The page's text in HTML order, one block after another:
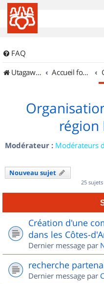
FAQ
UtagawaVTT (Randos VTT et VTTAE avec traces GPS)
Accueil forum
région
Modérateur : Modérateurs
Nouveau sujet
25 sujets
Création d'une
dans les Côtes-
Dernier message par
recherche
Dernier message par